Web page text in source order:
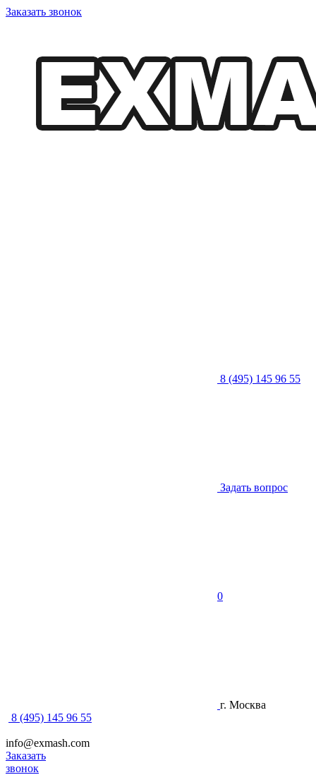
Заказать звонок
8 (495) 145 96 55
Задать вопрос
0
г. Москва
8 (495) 145 96 55
info@exmash.com
Заказать
звонок